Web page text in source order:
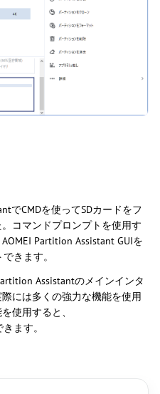
でCMDを使ってSDカードをフ
コマンドプロンプトを使用す
Partition Assistant GUIを
きます。
Assistantのメインインタ
には多くの強力な機能を使用
使用すると、
きます。